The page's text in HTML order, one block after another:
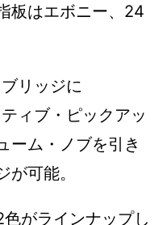
板はエボニー、24
リッジに
ィブ・ピックアッ
ーム・ノブを引き
可能。
がラインナップし